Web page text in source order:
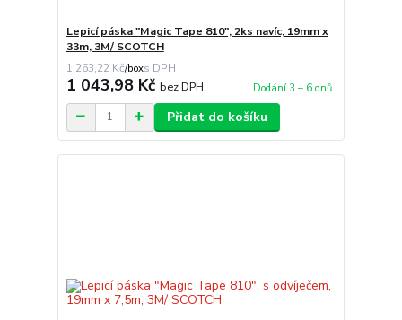
Lepicí páska "Magic Tape 810", 2ks navíc, 19mm x
33m, 3M/ SCOTCH
1 263,22 Kč/box
1 043,98 Kč bez DPH Dodání 3 – 6 dnů
Přidat do košíku